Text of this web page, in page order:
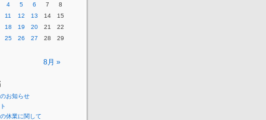
8月 »
4 5 6 7
8
11 12 13 14
15
18 19 20 21
22
25 26 27 28
29
お知らせ
休業に関して